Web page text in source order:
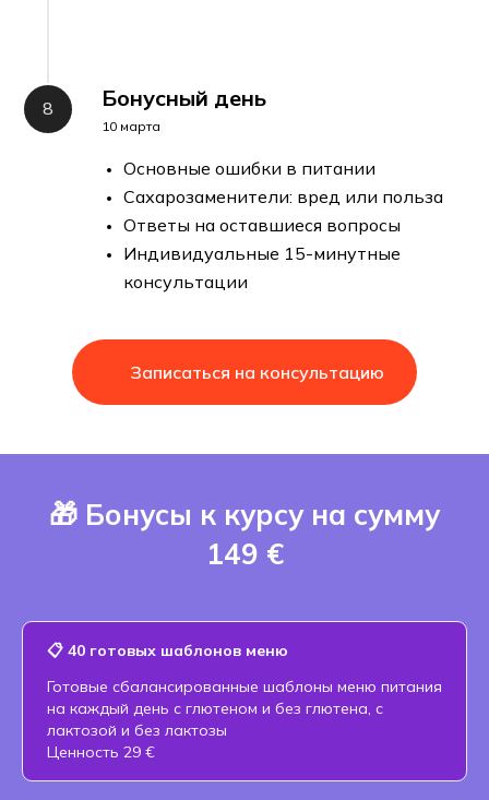
Бонусный день
10 марта
Основные ошибки в питании
Сахарозаменители: вред или польза
Ответы на оставшиеся вопросы
Индивидуальные 15-минутные
консультации
Записаться на консультацию
🎁 Бонусы к курсу на сумму
149 €
📋 40 готовых шаблонов меню
Готовые сбалансированные шаблоны меню питания
на каждый день с глютеном и без глютена, с
лактозой и без лактозы
Ценность 29 €
Начните путь к
компенсации уже
сегодня
Специальная цена 99 € вместо
✓ Оплата курса только после
консультации
✓ 7 дней интенсивного
обучения